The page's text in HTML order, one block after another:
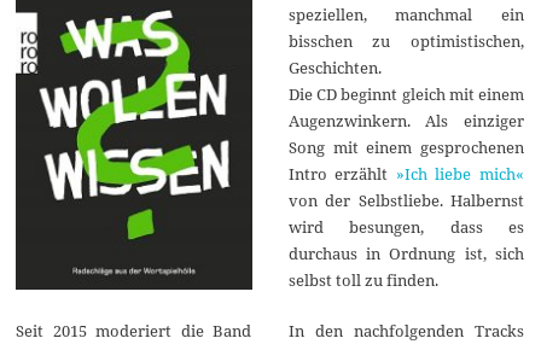
Seit 2015 moderiert die Band
speziellen, manchmal ein
bisschen zu optimistischen,
Geschichten.
Die CD beginnt gleich mit einem
Augenzwinkern. Als einziger
Song mit einem gesprochenen
Intro erzählt »Ich liebe mich«
von der Selbstliebe. Halbernst
wird besungen, dass es
durchaus in Ordnung ist, sich
selbst toll zu finden.
In den nachfolgenden Tracks